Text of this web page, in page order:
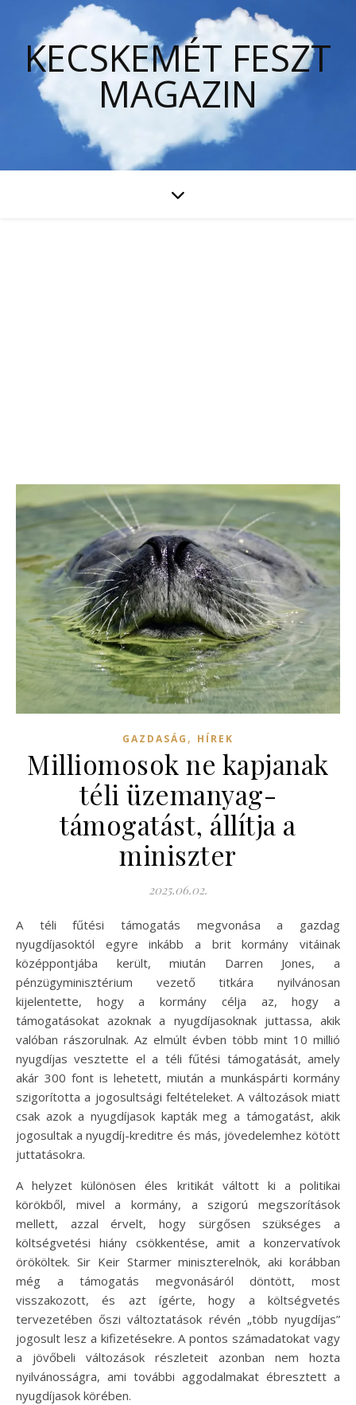
KECSKEMÉT FESZT
MAGAZIN
GAZDASÁG , HÍREK
Milliomosok ne kapjanak
téli üzemanyag-
támogatást, állítja a
miniszter
2025.06.02.
A téli fűtési támogatás megvonása a gazdag
nyugdíjasoktól egyre inkább a brit kormány vitáinak
középpontjába került, miután Darren Jones, a
pénzügyminisztérium vezető titkára nyilvánosan
kijelentette, hogy a kormány célja az, hogy a
támogatásokat azoknak a nyugdíjasoknak juttassa, akik
valóban rászorulnak. Az elmúlt évben több mint 10 millió
nyugdíjas vesztette el a téli fűtési támogatását, amely
akár 300 font is lehetett, miután a munkáspárti kormány
szigorította a jogosultsági feltételeket. A változások miatt
csak azok a nyugdíjasok kapták meg a támogatást, akik
jogosultak a nyugdíj-kreditre és más, jövedelemhez kötött
juttatásokra.
A helyzet különösen éles kritikát váltott ki a politikai
körökből, mivel a kormány, a szigorú megszorítások
mellett, azzal érvelt, hogy sürgősen szükséges a
költségvetési hiány csökkentése, amit a konzervatívok
örököltek. Sir Keir Starmer miniszterelnök, aki korábban
még a támogatás megvonásáról döntött, most
visszakozott, és azt ígérte, hogy a költségvetés
tervezetében őszi változtatások révén „több nyugdíjas”
jogosult lesz a kifizetésekre. A pontos számadatokat vagy
a jövőbeli változások részleteit azonban nem hozta
nyilvánosságra, ami további aggodalmakat ébresztett a
nyugdíjasok körében.